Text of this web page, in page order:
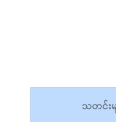
သတင်းမ